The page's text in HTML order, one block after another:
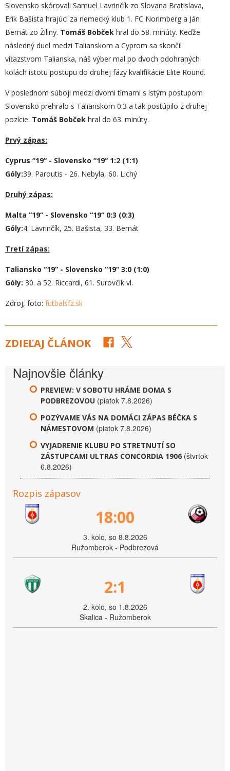
Slovensko skórovali Samuel Lavrinčík zo Slovana Bratislava,
Erik Bašista hrajúci za nemecký klub 1. FC Norimberg a Ján
Bernát zo Žiliny. Tomáš Bobček hral do 58. minúty. Keďže
následný duel medzi Talianskom a Cyprom sa skončil
víťazstvom Talianska, náš výber mal po dvoch odohraných
kolách istotu postupu do druhej fázy kvalifikácie Elite Round.
V poslednom súboji medzi dvomi tímami s istým postupom
Slovensko prehralo s Talianskom 0:3 a tak postúpilo z druhej
pozície. Tomáš Bobček hral do 63. minúty.
Prvý zápas:
Cyprus “19“ - Slovensko “19“ 1:2 (1:1)
Góly:39. Paroutis - 26. Nebyla, 60. Lichý
Druhý zápas:
Malta “19“ - Slovensko “19“ 0:3 (0:3)
Góly:4. Lavrinčík, 25. Bašista, 33. Bernát
Tretí zápas:
Taliansko “19“ - Slovensko “19“ 3:0 (1:0)
Góly: 30. a 52. Riccardi, 61. Surovčík vl.
Zdroj, foto: futbalsfz.sk
ZDIEĽAJ ČLÁNOK
Najnovšie články
PREVIEW: V SOBOTU HRÁME DOMA S
PODBREZOVOU (piatok 7.8.2026)
POZÝVAME VÁS NA DOMÁCI ZÁPAS BÉČKA S
NÁMESTOVOM (piatok 7.8.2026)
VYJADRENIE KLUBU PO STRETNUTÍ SO
ZÁSTUPCAMI ULTRAS CONCORDIA 1906 (štvrtok
6.8.2026)
Rozpis zápasov
18:00
3. kolo, so 8.8.2026
Ružomberok - Podbrezová
2:1
2. kolo, so 1.8.2026
Skalica - Ružomberok